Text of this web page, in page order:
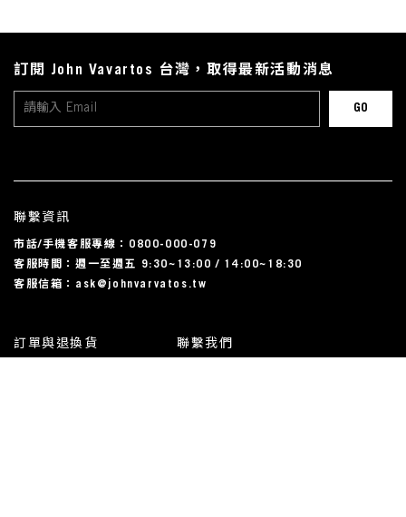
訂單與退換貨 聯繫我們
聯繫資訊
市話/手機客服專線：0800-000-079
客服時間：週一至週五 9:30~13:00 / 14:00~18:30
客服信箱：ask@johnvarvatos.tw
訂閱 John Vavartos 台灣，取得最新活動消息